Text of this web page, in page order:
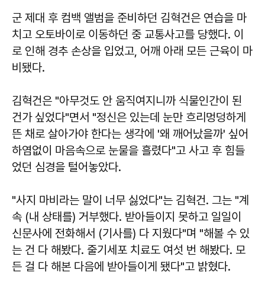
군 제대 후 컴백 앨범을 준비하던 김혁건은 연습을 마
치고 오토바이로 이동하던 중 교통사고를 당했다. 이
로 인해 경추 손상을 입었고, 어깨 아래 모든 근육이 마
비됐다.
김혁건은 "아무것도 안 움직여지니까 식물인간이 된
건가 싶었다"면서 "정신은 있는데 눈만 흐리멍덩하게
뜬 채로 살아가야 한다는 생각에 '왜 깨어났을까' 싶어
하염없이 마음속으로 눈물을 흘렸다"고 사고 후 힘들
었던 심경을 털어놓았다.
"사지 마비라는 말이 너무 싫었다"는 김혁건. 그는 "계
속 (내 상태를) 거부했다. 받아들이지 못하고 일일이
신문사에 전화해서 (기사를) 다 지웠다"며 "해볼 수 있
는 건 다 해봤다. 줄기세포 치료도 여섯 번 해봤다. 모
든 걸 다 해본 다음에 받아들이게 됐다"고 밝혔다.